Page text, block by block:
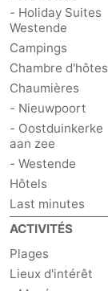
- Holiday Suites
Westende
Campings
Chambre d'hôtes
Chaumières
- Nieuwpoort
- Oostduinkerke
aan zee
- Westende
Hôtels
Last minutes
ACTIVITÉS
Plages
Lieux d'intérêt